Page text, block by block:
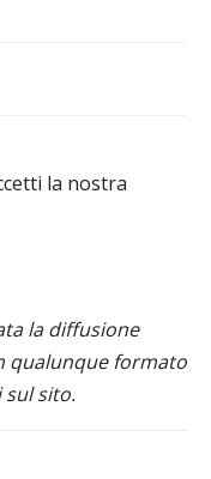
la nostra
la diffusione
qualunque formato
sito.